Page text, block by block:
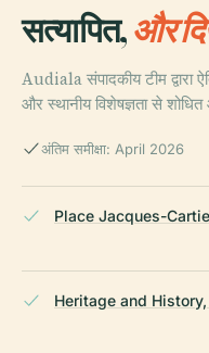
सत्यापित,और
Audiala संपादकीय टीम द्वारा
और स्थानीय विशेषज्ञता से
अंतिम समीक्षा: April 2026
Place Jacques-
Heritage and